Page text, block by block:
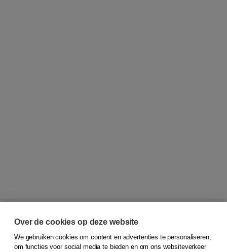
© 2026Koninklijke Boom uitgevers
Over de cookies op deze website
We gebruiken cookies om content en advertenties te personaliseren,
om functies voor social media te bieden en om ons websiteverkeer